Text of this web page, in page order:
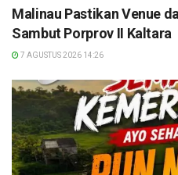
Malinau Pastikan Venue
Sambut Porprov II Kaltara
7 AGUSTUS 2026 14:26